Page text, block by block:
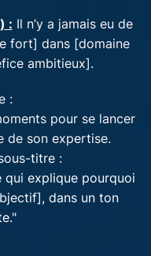
: Il n’y a jamais eu de
fort] dans [domaine
ambitieux].
:
pour se lancer
de son expertise.
titre :
qui explique pourquoi
dans un ton